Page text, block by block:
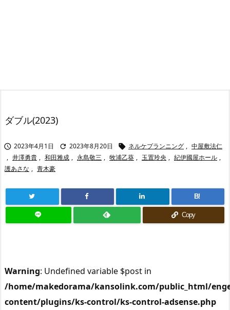
ダブル(2023)
 2023年4月1日  2023年8月20日  ネルケプランニング , 中屋敷法仁
, 井澤勇貴 , 和田雅成 , 永島敬三 , 牧浦乙葵 , 玉置玲央 , 紀伊國屋ホール ,
護あさな , 青木豪
B!
Copy
Warning: Undefined variable $post in
/home/makedorama/kansolink.com/public_html/
content/plugins/ks-control/ks-control-adsense.php